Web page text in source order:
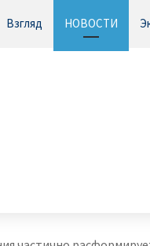
Взгляд НОВОСТИ